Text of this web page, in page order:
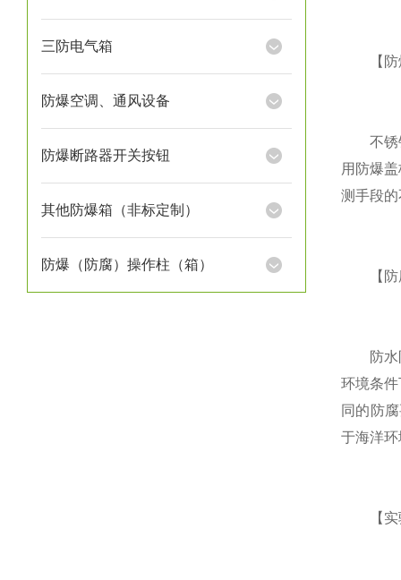
三防电气箱
防爆空调、通风设备
防爆断路器开关按钮
其他防爆箱（非标定制）
防爆（防腐）操作柱（箱）
【防
不锈钢
用防爆
测手段
【防
防水防
环境条
同的防
于海洋
【实